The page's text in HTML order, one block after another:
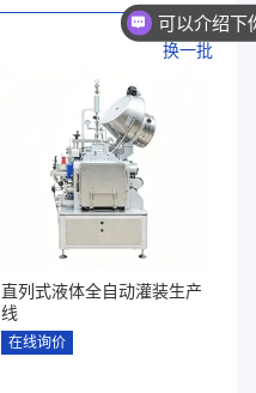
换一批
直列式液体全自动灌装生产
线
在线询价